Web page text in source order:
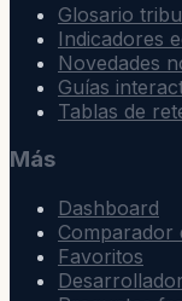
Glosario
Indicadores
Novedades
Guías
Tablas de
Más
Dashboard
Comparador
Favoritos